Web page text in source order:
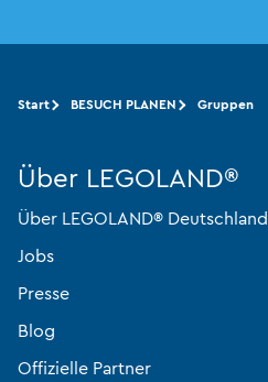
Start BESUCH PLANEN Gruppen
Über LEGOLAND®
Über LEGOLAND® Deutschland
Jobs
Presse
Blog
Offizielle Partner